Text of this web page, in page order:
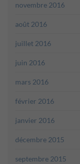
novembre 2016
août 2016
juillet 2016
juin 2016
mars 2016
février 2016
janvier 2016
décembre 2015
septembre 2015